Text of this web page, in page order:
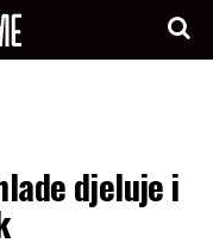
djeluje i